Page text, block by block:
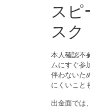
スピ
スク
本人確認不
ムにすぐ参
伴わないた
にくいこと
出金面では、